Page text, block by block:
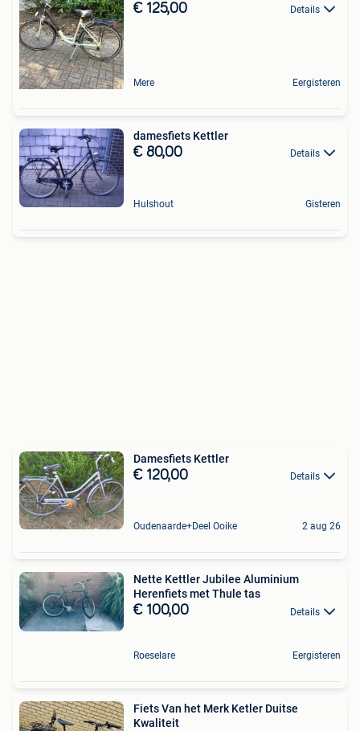
€ 125,00 Details
Mere Eergisteren
damesfiets Kettler
€ 80,00 Details
Hulshout Gisteren
Damesfiets Kettler
€ 120,00 Details
Oudenaarde+Deel Ooike 2 aug 26
Nette Kettler Jubilee Aluminium
Herenfiets met Thule tas
€ 100,00 Details
Roeselare Eergisteren
Fiets Van het Merk Ketler Duitse
Kwaliteit